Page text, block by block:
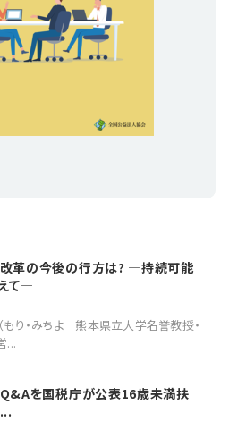
革の今後の行方は? ―持続可能
て―
もり・みちよ 熊本県立大学名誉教授・
...
を国税庁が公表16歳未満扶